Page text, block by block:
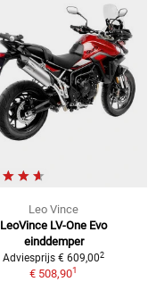
Leo Vince
LeoVince LV-One Evo
einddemper
Adviesprijs € 609,002
€ 508,901